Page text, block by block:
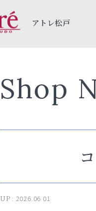
アトレ松戸
Shop
UP : 2026.06.01